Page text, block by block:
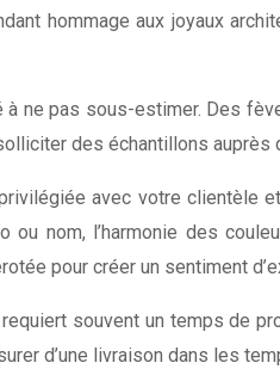
hommage aux joyaux
ne pas sous-estimer. Des
des échantillons
avec votre clientèle
nom, l’harmonie des
pour créer un sentiment
souvent un temps
d’une livraison dans les